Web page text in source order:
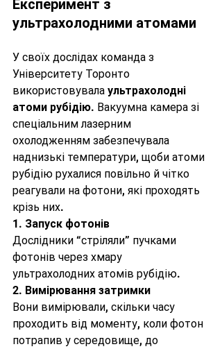
Експеримент з
ультрахолодними атомами
У своїх дослідах команда з
Університету Торонто
використовувала ультрахолодні
атоми рубідію. Вакуумна камера зі
спеціальним лазерним
охолодженням забезпечувала
наднизькі температури, щоби атоми
рубідію рухалися повільно й чітко
реагували на фотони, які проходять
крізь них.
1. Запуск фотонів
Дослідники “стріляли” пучками
фотонів через хмару
ультрахолодних атомів рубідію.
2. Вимірювання затримки
Вони вимірювали, скільки часу
проходить від моменту, коли фотон
потрапив у середовище, до